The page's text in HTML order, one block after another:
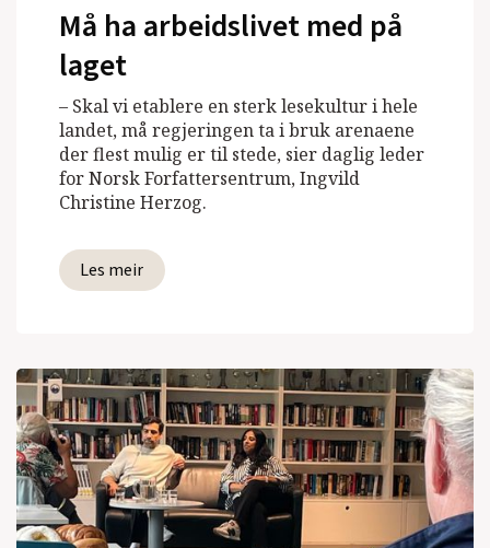
Må ha arbeidslivet med på
laget
– Skal vi etablere en sterk lesekultur i hele
landet, må regjeringen ta i bruk arenaene
der flest mulig er til stede, sier daglig leder
for Norsk Forfattersentrum, Ingvild
Christine Herzog.
Les meir